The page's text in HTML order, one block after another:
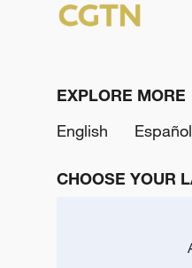
EXPLORE MORE
English
Español
CHOOSE YOUR